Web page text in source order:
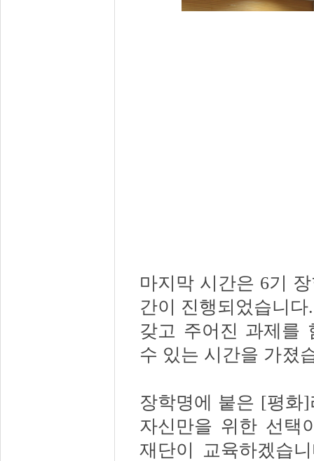
마지막 시간은 6기
간이 진행되었습니다
갖고 주어진 과제를
수 있는 시간을 가졌
장학명에 붙은 [평화]
자신만을 위한 선택
재단이 교육하겠습